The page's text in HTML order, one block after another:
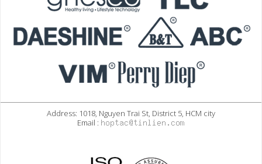
Address: 1018, Nguyen Trai St, District 5, HCM city
Email :